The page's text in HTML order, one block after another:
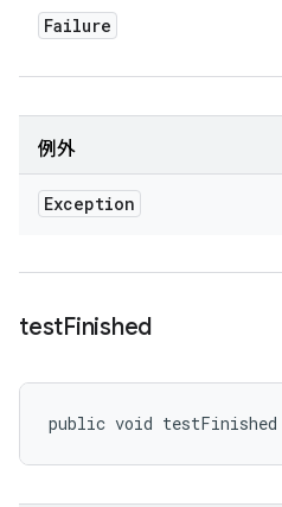
Failure
例外
Exception
testFinished
public void